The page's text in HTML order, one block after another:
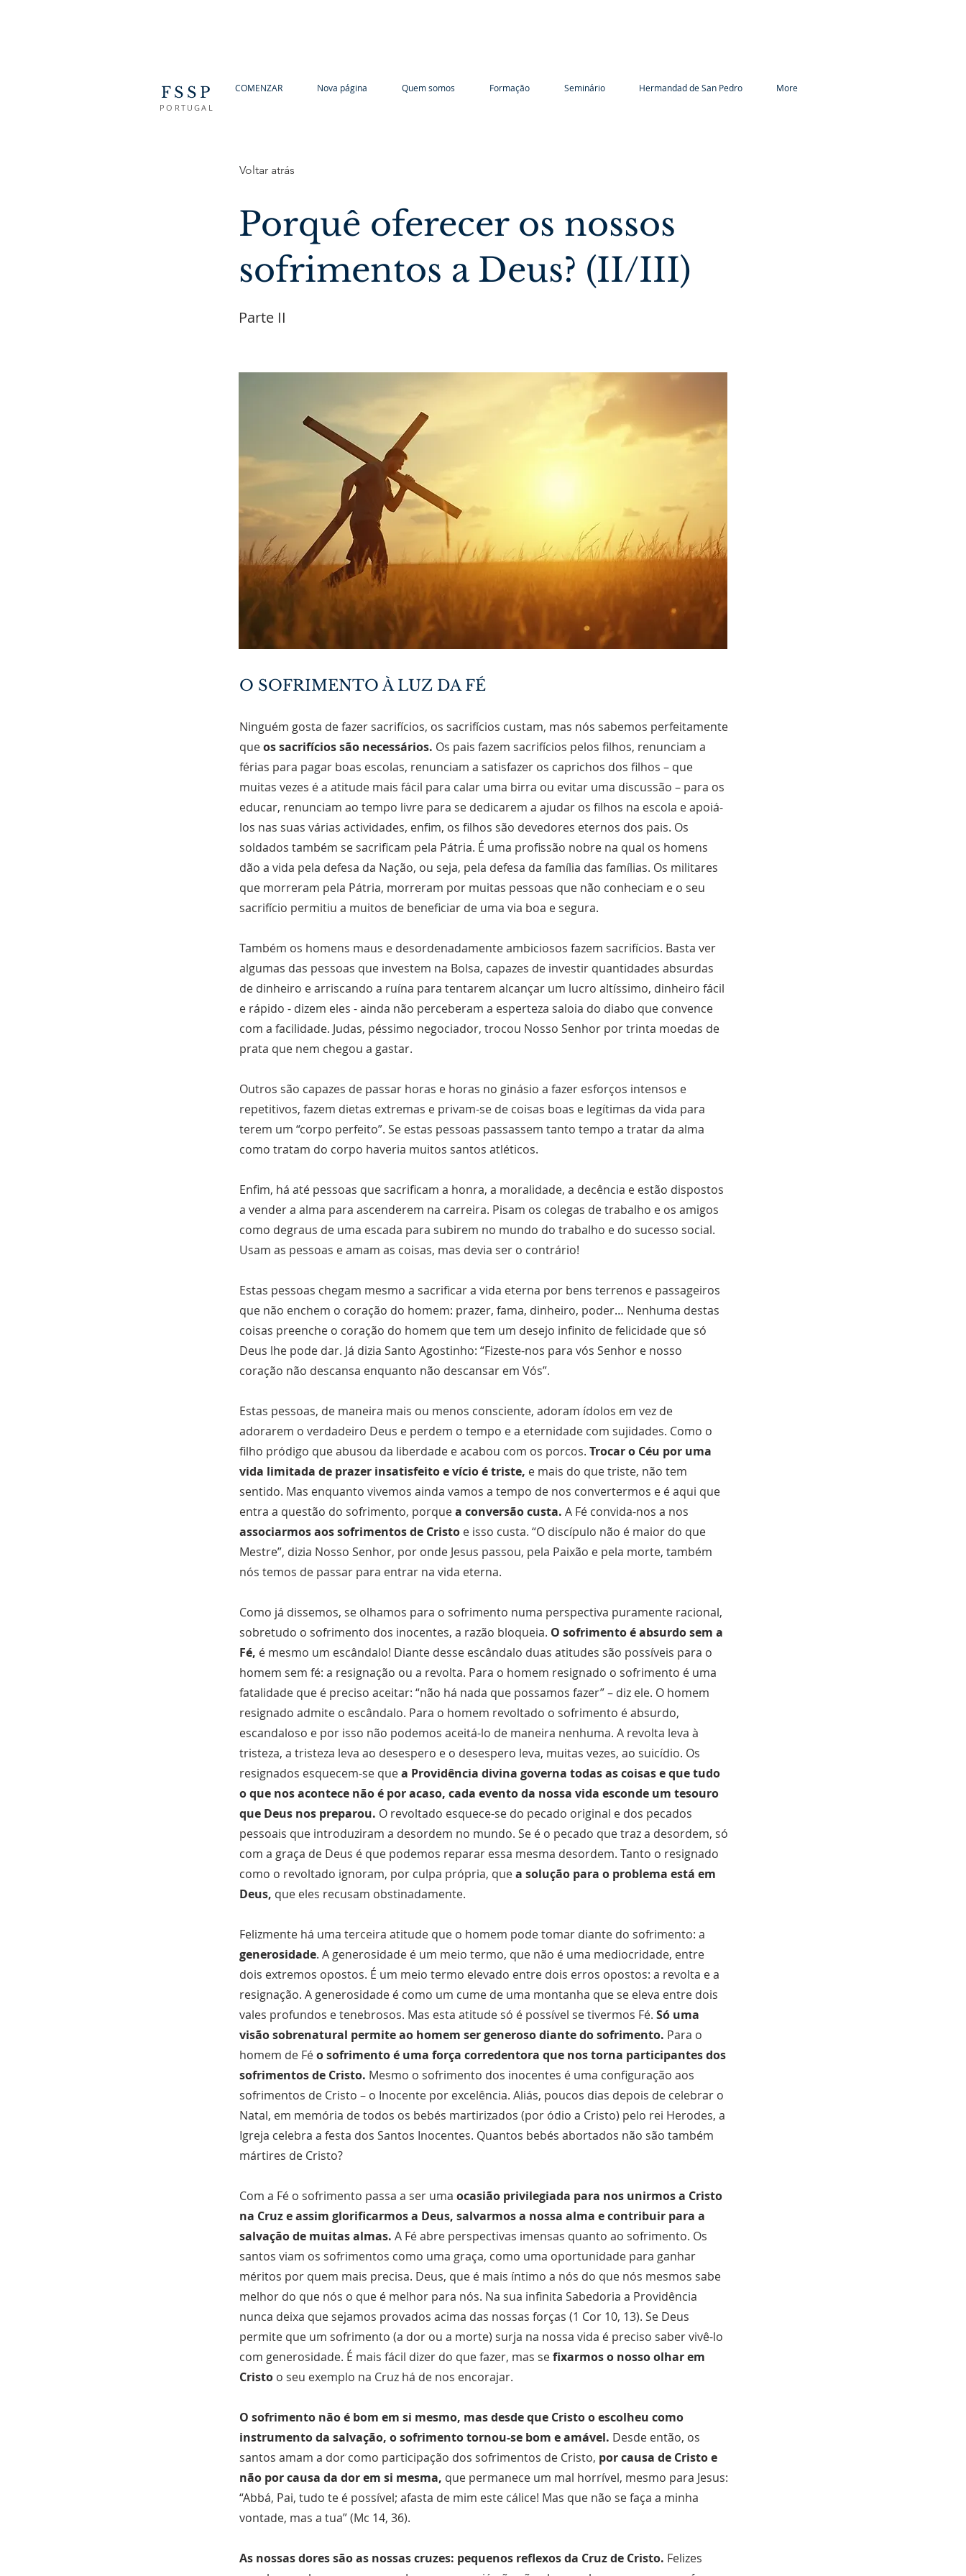
FSSP
PORTUGAL
COMENZAR Nova página Quem somos Formação Seminário Hermandad de San Pedro More
Voltar atrás
Porquê oferecer os nossos
sofrimentos a Deus? (II/III)
Parte II
O SOFRIMENTO À LUZ DA FÉ
Ninguém gosta de fazer sacrifícios, os sacrifícios custam, mas nós sabemos perfeitamente
queos sacrifícios são necessários. Os pais fazem sacrifícios pelos filhos, renunciam a
férias para pagar boas escolas, renunciam a satisfazer os caprichos dos filhos – que
muitas vezes é a atitude mais fácil para calar uma birra ou evitar uma discussão – para os
educar, renunciam ao tempo livre para se dedicarem a ajudar os filhos na escola e apoiá-
los nas suas várias actividades, enfim, os filhos são devedores eternos dos pais. Os
soldados também se sacrificam pela Pátria. É uma profissão nobre na qual os homens
dão a vida pela defesa da Nação, ou seja, pela defesa da família das famílias. Os militares
que morreram pela Pátria, morreram por muitas pessoas que não conheciam e o seu
sacrifício permitiu a muitos de beneficiar de uma via boa e segura.
Também os homens maus e desordenadamente ambiciosos fazem sacrifícios. Basta ver
algumas das pessoas que investem na Bolsa, capazes de investir quantidades absurdas
de dinheiro e arriscando a ruína para tentarem alcançar um lucro altíssimo, dinheiro fácil
e rápido - dizem eles - ainda não perceberam a esperteza saloia do diabo que convence
com a facilidade. Judas, péssimo negociador, trocou Nosso Senhor por trinta moedas de
prata que nem chegou a gastar.
Outros são capazes de passar horas e horas no ginásio a fazer esforços intensos e
repetitivos, fazem dietas extremas e privam-se de coisas boas e legítimas da vida para
terem um “corpo perfeito”. Se estas pessoas passassem tanto tempo a tratar da alma
como tratam do corpo haveria muitos santos atléticos.
Enfim, há até pessoas que sacrificam a honra, a moralidade, a decência e estão dispostos
a vender a alma para ascenderem na carreira. Pisam os colegas de trabalho e os amigos
como degraus de uma escada para subirem no mundo do trabalho e do sucesso social.
Usam as pessoas e amam as coisas, mas devia ser o contrário!
Estas pessoas chegam mesmo a sacrificar a vida eterna por bens terrenos e passageiros
que não enchem o coração do homem: prazer, fama, dinheiro, poder… Nenhuma destas
coisas preenche o coração do homem que tem um desejo infinito de felicidade que só
Deus lhe pode dar. Já dizia Santo Agostinho: “Fizeste-nos para vós Senhor e nosso
coração não descansa enquanto não descansar em Vós”.
Estas pessoas, de maneira mais ou menos consciente, adoram ídolos em vez de
adorarem o verdadeiro Deus e perdem o tempo e a eternidade com sujidades. Como o
filho pródigo que abusou da liberdade e acabou com os porcos. Trocar o Céu por uma
vida limitada de prazer insatisfeito e vício é triste, e mais do que triste, não tem
sentido. Mas enquanto vivemos ainda vamos a tempo de nos convertermos e é aqui que
entra a questão do sofrimento, porquea conversão custa. A Fé convida-nos a nos
associarmos aos sofrimentos de Cristo e isso custa. “O discípulo não é maior do que
Mestre”, dizia Nosso Senhor, por onde Jesus passou, pela Paixão e pela morte, também
nós temos de passar para entrar na vida eterna.
Como já dissemos, se olhamos para o sofrimento numa perspectiva puramente racional,
sobretudo o sofrimento dos inocentes, a razão bloqueia. O sofrimento é absurdo sem a
Fé, é mesmo um escândalo! Diante desse escândalo duas atitudes são possíveis para o
homem sem fé: a resignação ou a revolta. Para o homem resignado o sofrimento é uma
fatalidade que é preciso aceitar: “não há nada que possamos fazer” – diz ele. O homem
resignado admite o escândalo. Para o homem revoltado o sofrimento é absurdo,
escandaloso e por isso não podemos aceitá-lo de maneira nenhuma. A revolta leva à
tristeza, a tristeza leva ao desespero e o desespero leva, muitas vezes, ao suicídio. Os
resignados esquecem-se quea Providência divina governa todas as coisas e que tudo
o que nos acontece não é por acaso, cada evento da nossa vida esconde um tesouro
que Deus nos preparou. O revoltado esquece-se do pecado original e dos pecados
pessoais que introduziram a desordem no mundo. Se é o pecado que traz a desordem, só
com a graça de Deus é que podemos reparar essa mesma desordem. Tanto o resignado
como o revoltado ignoram, por culpa própria, quea solução para o problema está em
Deus, que eles recusam obstinadamente.
Felizmente há uma terceira atitude que o homem pode tomar diante do sofrimento: a
generosidade. A generosidade é um meio termo, que não é uma mediocridade, entre
dois extremos opostos. É um meio termo elevado entre dois erros opostos: a revolta e a
resignação. A generosidade é como um cume de uma montanha que se eleva entre dois
vales profundos e tenebrosos. Mas esta atitude só é possível se tivermos Fé. Só uma
visão sobrenatural permite ao homem ser generoso diante do sofrimento. Para o
homem de Féo sofrimento é uma força corredentora que nos torna participantes dos
sofrimentos de Cristo. Mesmo o sofrimento dos inocentes é uma configuração aos
sofrimentos de Cristo – o Inocente por excelência. Aliás, poucos dias depois de celebrar o
Natal, em memória de todos os bebés martirizados (por ódio a Cristo) pelo rei Herodes, a
Igreja celebra a festa dos Santos Inocentes. Quantos bebés abortados não são também
mártires de Cristo?
Com a Fé o sofrimento passa a ser uma ocasião privilegiada para nos unirmos a Cristo
na Cruz e assim glorificarmos a Deus, salvarmos a nossa alma e contribuir para a
salvação de muitas almas. A Fé abre perspectivas imensas quanto ao sofrimento. Os
santos viam os sofrimentos como uma graça, como uma oportunidade para ganhar
méritos por quem mais precisa. Deus, que é mais íntimo a nós do que nós mesmos sabe
melhor do que nós o que é melhor para nós. Na sua infinita Sabedoria a Providência
nunca deixa que sejamos provados acima das nossas forças (1 Cor 10, 13). Se Deus
permite que um sofrimento (a dor ou a morte) surja na nossa vida é preciso saber vivê-lo
com generosidade. É mais fácil dizer do que fazer, mas sefixarmos o nosso olhar em
Cristo o seu exemplo na Cruz há de nos encorajar.
O sofrimento não é bom em si mesmo, mas desde que Cristo o escolheu como
instrumento da salvação, o sofrimento tornou-se bom e amável. Desde então, os
santos amam a dor como participação dos sofrimentos de Cristo, por causa de Cristo e
não por causa da dor em si mesma, que permanece um mal horrível, mesmo para Jesus:
“Abbá, Pai, tudo te é possível; afasta de mim este cálice! Mas que não se faça a minha
vontade, mas a tua” (Mc 14, 36).
As nossas dores são as nossas cruzes: pequenos reflexos da Cruz de Cristo. Felizes